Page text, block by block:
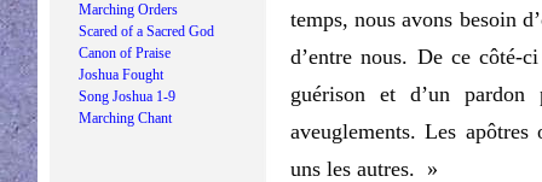
Marching Orders
Scared of a Sacred God
Canon of Praise
Joshua Fought
Song Joshua 1-9
Marching Chant
temps, nous avons besoin
d’entre nous. De ce côté-
guérison et d’un pardon
aveuglements. Les
uns les autres. »